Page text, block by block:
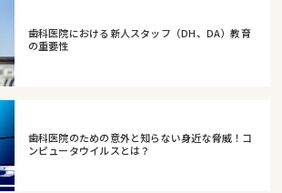
歯科医院における新人スタッフ（DH、DA）教育
の重要性
歯科医院のための意外と知らない身近な脅威！コ
ンピュータウイルスとは？